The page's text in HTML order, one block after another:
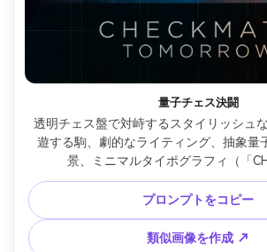
量子チェス決闘
透明チェス盤で対峙するスタイリッシュ
遊する駒、劇的なライティング、抽象量
景、ミニマルタイポグラフィ（「
TOMORROW」）、Fujifilm GFX 100、
被写界深度、高級スタジオルック、中央
プロンプトをコピー
類似画像を作成 ↗